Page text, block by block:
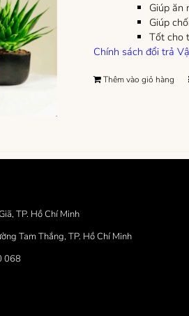
Giúp ăn
Giúp
Tốt cho
Chính sách đổi trả
Thêm vào giỏ hàng
TP. Hồ Chí Minh
Tam Thắng, TP. Hồ Chí Minh
068